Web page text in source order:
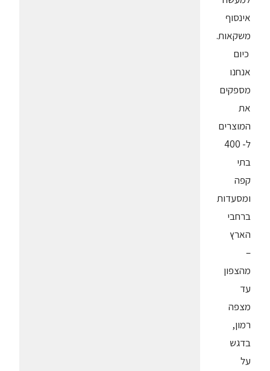
אינסוף
משקאות.
כיום
אנחנו
מספקים
את
המוצרים
ל- 400
בתי
קפה
ומסעדות
ברחבי
הארץ
–
מהצפון
עד
מצפה
רמון,
בדגש
על